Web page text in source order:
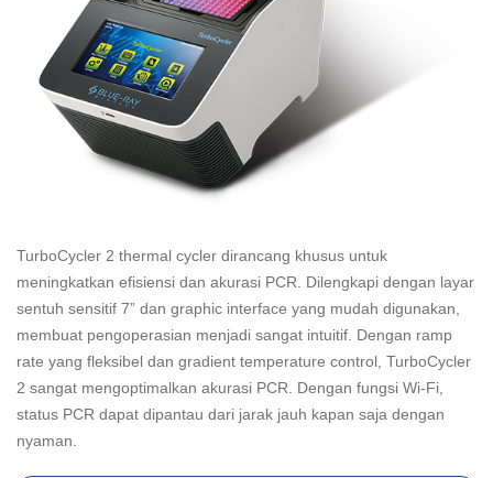
TurboCycler 2 thermal cycler dirancang khusus untuk
meningkatkan efisiensi dan akurasi PCR. Dilengkapi dengan layar
sentuh sensitif 7” dan graphic interface yang mudah digunakan,
membuat pengoperasian menjadi sangat intuitif. Dengan ramp
rate yang fleksibel dan gradient temperature control, TurboCycler
2 sangat mengoptimalkan akurasi PCR. Dengan fungsi Wi-Fi,
status PCR dapat dipantau dari jarak jauh kapan saja dengan
nyaman.